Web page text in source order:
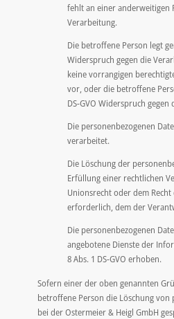
fehlt an einer anderweitigen
Verarbeitung.
Die betroffene Person legt
Widerspruch gegen die
keine vorrangigen
vor, oder die betroffene
DS-GVO Widerspruch
Die personenbezogenen
verarbeitet.
Die Löschung der
Erfüllung einer rechtlichen
Unionsrecht oder dem
erforderlich, dem der
Die personenbezogenen
angebotene Dienste der
8 Abs. 1 DS-GVO erhoben.
Sofern einer der oben genannten
betroffene Person die Löschung von
bei der Ostermeier & Heigl GmbH